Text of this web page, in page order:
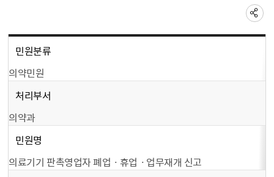
민원분류
의약민원
처리부서
의약과
민원명
의료기기 판촉영업자 폐업ㆍ휴업ㆍ업무재개 신고